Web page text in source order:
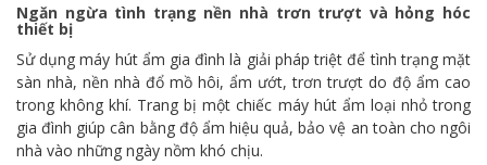
Ngăn ngừa tình trạng nền nhà trơn trượt và hỏng hóc
thiết bị
Sử dụng máy hút ẩm gia đình là giải pháp triệt để tình trạng mặt
sàn nhà, nền nhà đổ mồ hôi, ẩm ướt, trơn trượt do độ ẩm cao
trong không khí. Trang bị một chiếc máy hút ẩm loại nhỏ trong
gia đình giúp cân bằng độ ẩm hiệu quả, bảo vệ an toàn cho ngôi
nhà vào những ngày nồm khó chịu.